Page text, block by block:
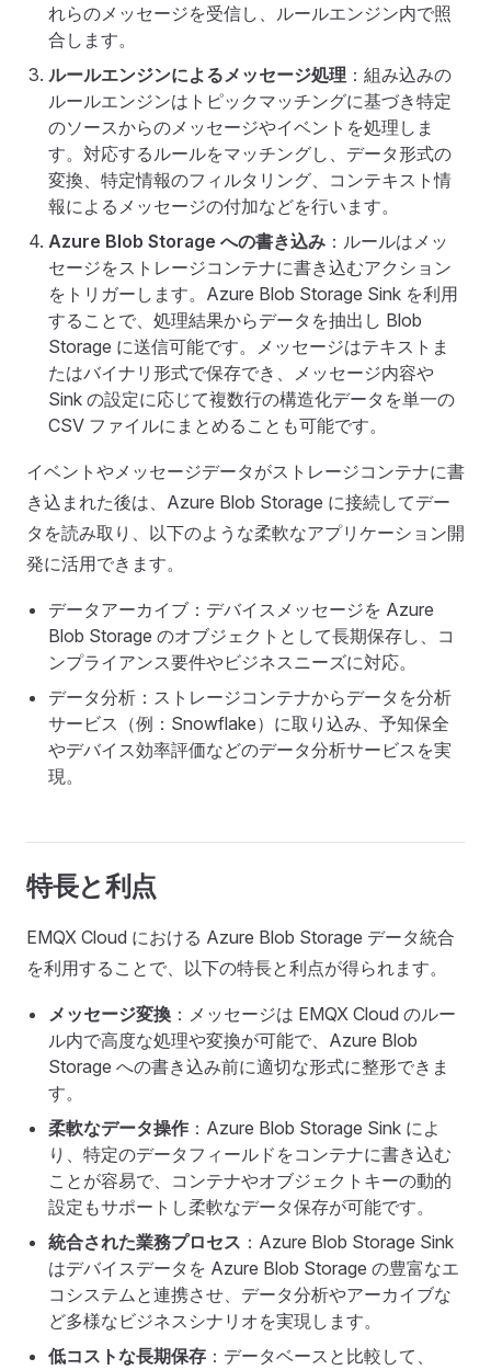
れらのメッセージを受信し、ルールエンジン内で照
合します。
ルールエンジンによるメッセージ処理 ：組み込みの
ルールエンジンはトピックマッチングに基づき特定
のソースからのメッセージやイベントを処理しま
す。対応するルールをマッチングし、データ形式の
変換、特定情報のフィルタリング、コンテキスト情
報によるメッセージの付加などを行います。
Azure Blob Storage への書き込み ：ルールはメッ
セージをストレージコンテナに書き込むアクション
をトリガーします。Azure Blob Storage Sink を利用
することで、処理結果からデータを抽出し Blob
Storage に送信可能です。メッセージはテキストま
たはバイナリ形式で保存でき、メッセージ内容や
Sink の設定に応じて複数行の構造化データを単一の
CSV ファイルにまとめることも可能です。
イベントやメッセージデータがストレージコンテナに書
き込まれた後は、Azure Blob Storage に接続してデー
タを読み取り、以下のような柔軟なアプリケーション開
発に活用できます。
データアーカイブ：デバイスメッセージを Azure
Blob Storage のオブジェクトとして長期保存し、コ
ンプライアンス要件やビジネスニーズに対応。
データ分析：ストレージコンテナからデータを分析
サービス（例：Snowflake）に取り込み、予知保全
やデバイス効率評価などのデータ分析サービスを実
現。
特長と利点
EMQX Cloud における Azure Blob Storage データ統合
を利用することで、以下の特長と利点が得られます。
メッセージ変換 ：メッセージは EMQX Cloud のルー
ル内で高度な処理や変換が可能で、Azure Blob
Storage への書き込み前に適切な形式に整形できま
す。
柔軟なデータ操作 ：Azure Blob Storage Sink によ
り、特定のデータフィールドをコンテナに書き込む
ことが容易で、コンテナやオブジェクトキーの動的
設定もサポートし柔軟なデータ保存が可能です。
統合された業務プロセス ：Azure Blob Storage Sink
はデバイスデータを Azure Blob Storage の豊富なエ
コシステムと連携させ、データ分析やアーカイブな
ど多様なビジネスシナリオを実現します。
低コストな長期保存 ：データベースと比較して、